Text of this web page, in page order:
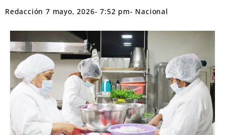
Redacción 7 mayo, 2026- 7:52 pm- Nacional